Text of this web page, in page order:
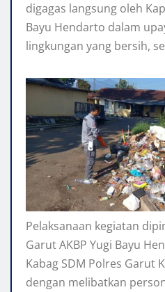
digagas langsung oleh
Bayu Hendarto dalam
lingkungan yang bersih,
Pelaksanaan kegiatan
Garut AKBP Yugi Bayu
Kabag SDM Polres Garut
dengan melibatkan